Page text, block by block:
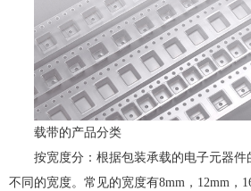
载带的产品分类
按宽度分：根据包装承载的电子元器
不同的宽度。常见的宽度有8mm，12mm，